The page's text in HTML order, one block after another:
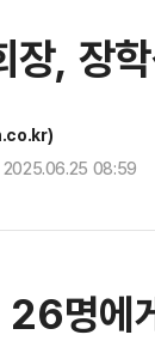
, 장
2025.06.25 08:59
명에